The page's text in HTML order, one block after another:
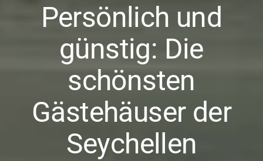
Persönlich und
günstig: Die
schönsten
Gästehäuser der
Seychellen